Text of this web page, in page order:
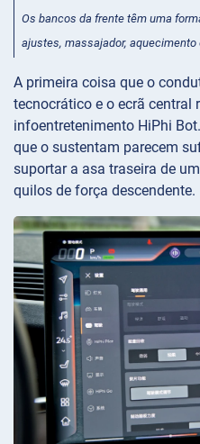
Os bancos da frente têm uma
ajustes, massajador, aquecimento
A primeira coisa que o
tecnocrático e o ecrã central
infoentretenimento HiPhi
que o sustentam parecem
suportar a asa traseira de
quilos de força descendente.